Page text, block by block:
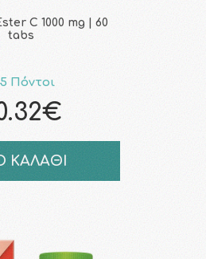
C 1000 mg | 60
tabs
Πόντοι
ΚΑΛΑΘΙ